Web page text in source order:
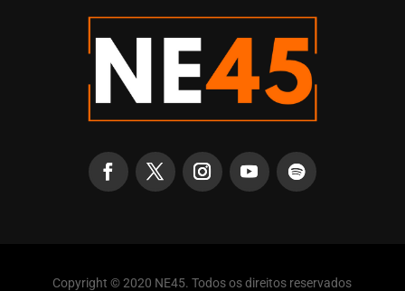
Copyright © 2020 NE45. Todos os direitos reservados